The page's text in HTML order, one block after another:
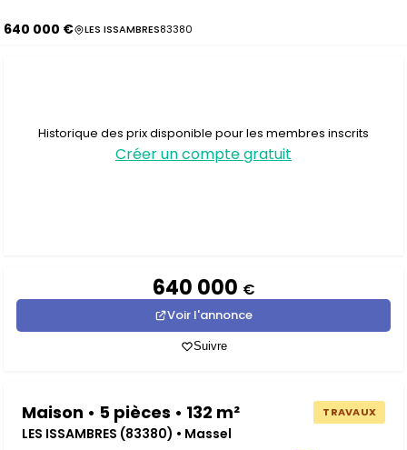
640 000 € LES ISSAMBRES83380
Historique des prix disponible pour les membres inscrits
Créer un compte gratuit
640 000 €
Voir l'annonce
Suivre
Maison • 5 pièces • 132 m² TRAVAUX
LES ISSAMBRES (83380) • Massel